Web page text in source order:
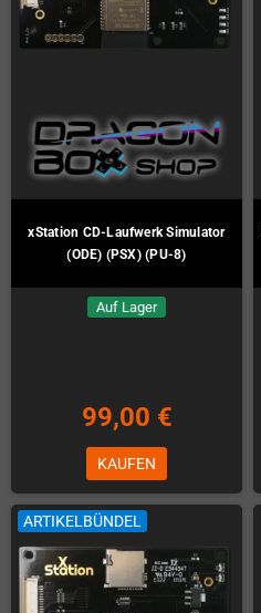
xStation CD-Laufwerk Simulator
(ODE) (PSX) (PU-8)
Auf Lager
99,00 €
KAUFEN
ARTIKELBÜNDEL